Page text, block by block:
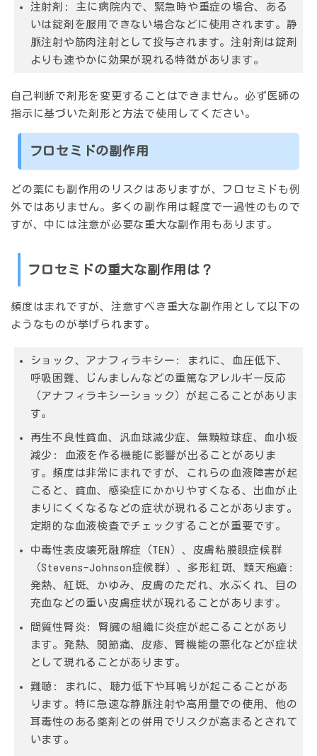
注射剤:
主に病院内で、緊急時や重症の場合、ある
いは錠剤を服用できない場合などに使用されます。静
脈注射や筋肉注射として投与されます。注射剤は錠剤
よりも速やかに効果が現れる特徴があります。
自己判断で剤形を変更することはできません。必ず医師の
指示に基づいた剤形と方法で使用してください。
フロセミドの副作用
どの薬にも副作用のリスクはありますが、フロセミドも例
外ではありません。多くの副作用は軽度で一過性のもので
すが、中には注意が必要な重大な副作用もあります。
フロセミドの重大な副作用は？
頻度はまれですが、注意すべき重大な副作用として以下の
ようなものが挙げられます。
ショック、アナフィラキシー:
まれに、血圧低下、
呼吸困難、じんましんなどの重篤なアレルギー反応
（アナフィラキシーショック）が起こることがありま
す。
再生不良性貧血、汎血球減少症、無顆粒球症、血小板
減少:
血液を作る機能に影響が出ることがありま
す。頻度は非常にまれですが、これらの血液障害が起
こると、貧血、感染症にかかりやすくなる、出血が止
まりにくくなるなどの症状が現れることがあります。
定期的な血液検査でチェックすることが重要です。
中毒性表皮壊死融解症（TEN）、皮膚粘膜眼症候群
（Stevens-Johnson症候群）、多形紅斑、類天疱瘡:
発熱、紅斑、かゆみ、皮膚のただれ、水ぶくれ、目の
充血などの重い皮膚症状が現れることがあります。
間質性腎炎:
腎臓の組織に炎症が起こることがあり
ます。発熱、関節痛、皮疹、腎機能の悪化などが症状
として現れることがあります。
難聴:
まれに、聴力低下や耳鳴りが起こることがあ
ります。特に急速な静脈注射や高用量での使用、他の
耳毒性のある薬剤との併用でリスクが高まるとされて
います。